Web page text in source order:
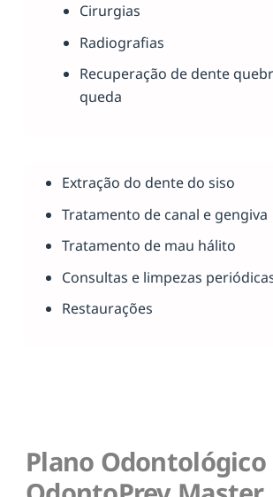
Cirurgias
Radiografias
Recuperação de dente
queda
Extração do dente do siso
Tratamento de canal e gengiva
Tratamento de mau hálito
Consultas e limpezas
Restaurações
Plano Odontológico